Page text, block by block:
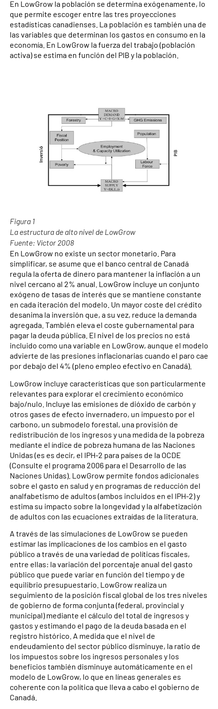
En LowGrow la población se determina exógenamente, lo
que permite escoger entre las tres proyecciones
estadísticas canadienses. La población es también una de
las variables que determinan los gastos en consumo en la
economía. En LowGrow la fuerza del trabajo (población
activa) se estima en función del PIB y la población.
Figura 1
La estructura de alto nivel de LowGrow
Fuente: Víctor 2008
En LowGrow no existe un sector monetario. Para
simplificar, se asume que el banco central de Canadá
regula la oferta de dinero para mantener la inflación a un
nivel cercano al 2% anual. LowGrow incluye un conjunto
exógeno de tasas de interés que se mantiene constante
en cada iteración del modelo. Un mayor coste del crédito
desanima la inversión que, a su vez, reduce la demanda
agregada. También eleva el coste gubernamental para
pagar la deuda pública. El nivel de los precios no está
incluido como una variable en LowGrow, aunque el modelo
advierte de las presiones inflacionarias cuando el paro cae
por debajo del 4% (pleno empleo efectivo en Canadá).
LowGrow incluye características que son particularmente
relevantes para explorar el crecimiento económico
bajo/nulo. Incluye las emisiones de dióxido de carbón y
otros gases de efecto invernadero, un impuesto por el
carbono, un submodelo forestal, una provisión de
redistribución de los ingresos y una medida de la pobreza
mediante el índice de pobreza humana de las Naciones
Unidas (es es decir, el IPH-2 para países de la OCDE
(Consulte el programa 2006 para el Desarrollo de las
Naciones Unidas). LowGrow permite fondos adicionales
sobre el gasto en salud y en programas de reducción del
analfabetismo de adultos (ambos incluidos en el IPH-2) y
estima su impacto sobre la longevidad y la alfabetización
de adultos con las ecuaciones extraídas de la literatura.
A través de las simulaciones de LowGrow se pueden
estimar las implicaciones de los cambios en el gasto
público a través de una variedad de políticas fiscales,
entre ellas: la variación del porcentaje anual del gasto
público que puede variar en función del tiempo y de
equilibrio presupuestario. LowGrow realiza un
seguimiento de la posición fiscal global de los tres niveles
de gobierno de forma conjunta (federal, provincial y
municipal) mediante el cálculo del total de ingresos y
gastos y estimando el pago de la deuda basada en el
registro histórico. A medida que el nivel de
endeudamiento del sector público disminuye, la ratio de
los impuestos sobre los ingresos personales y los
beneficios también disminuye automáticamente en el
modelo de LowGrow, lo que en líneas generales es
coherente con la política que lleva a cabo el gobierno de
Canadá.